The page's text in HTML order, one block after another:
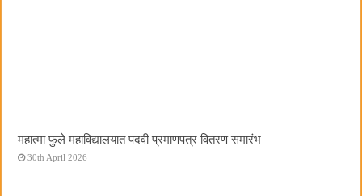
महात्मा फुले महाविद्यालयात पदवी प्रमाणपत्र वितरण समारंभ
30th April 2026